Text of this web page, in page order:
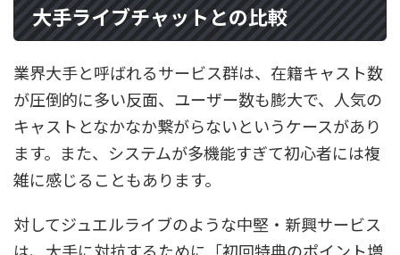
大手ライブチャットとの比較
業界大手と呼ばれるサービス群は、在籍キャスト数
が圧倒的に多い反面、ユーザー数も膨大で、人気の
キャストとなかなか繋がらないというケースがあり
ます。また、システムが多機能すぎて初心者には複
雑に感じることもあります。
対してジュエルライブのような中堅・新興サービス
は、大手に対抗するために「初回特典のポイント増